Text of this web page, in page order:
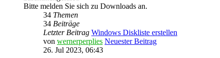
Bitte melden Sie sich zu Downloads an.
34 Themen
34 Beiträge
Letzter Beitrag Windows Diskliste erstellen
von wernerperplies Neuester Beitrag
26. Jul 2023, 06:43